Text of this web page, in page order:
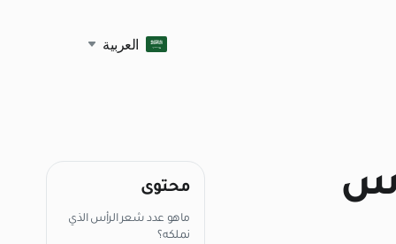
العربية
محتوى
ماهو عدد شعر الرأس الذي
نملكه؟